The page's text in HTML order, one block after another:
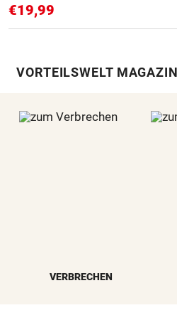
€19,99
VORTEILSWELT
VERBRECHEN